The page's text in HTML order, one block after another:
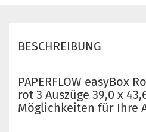
BESCHREIBUNG
PAPERFLOW easyBox
rot 3 Auszüge 39,0 x
Möglichkeiten für Ihre